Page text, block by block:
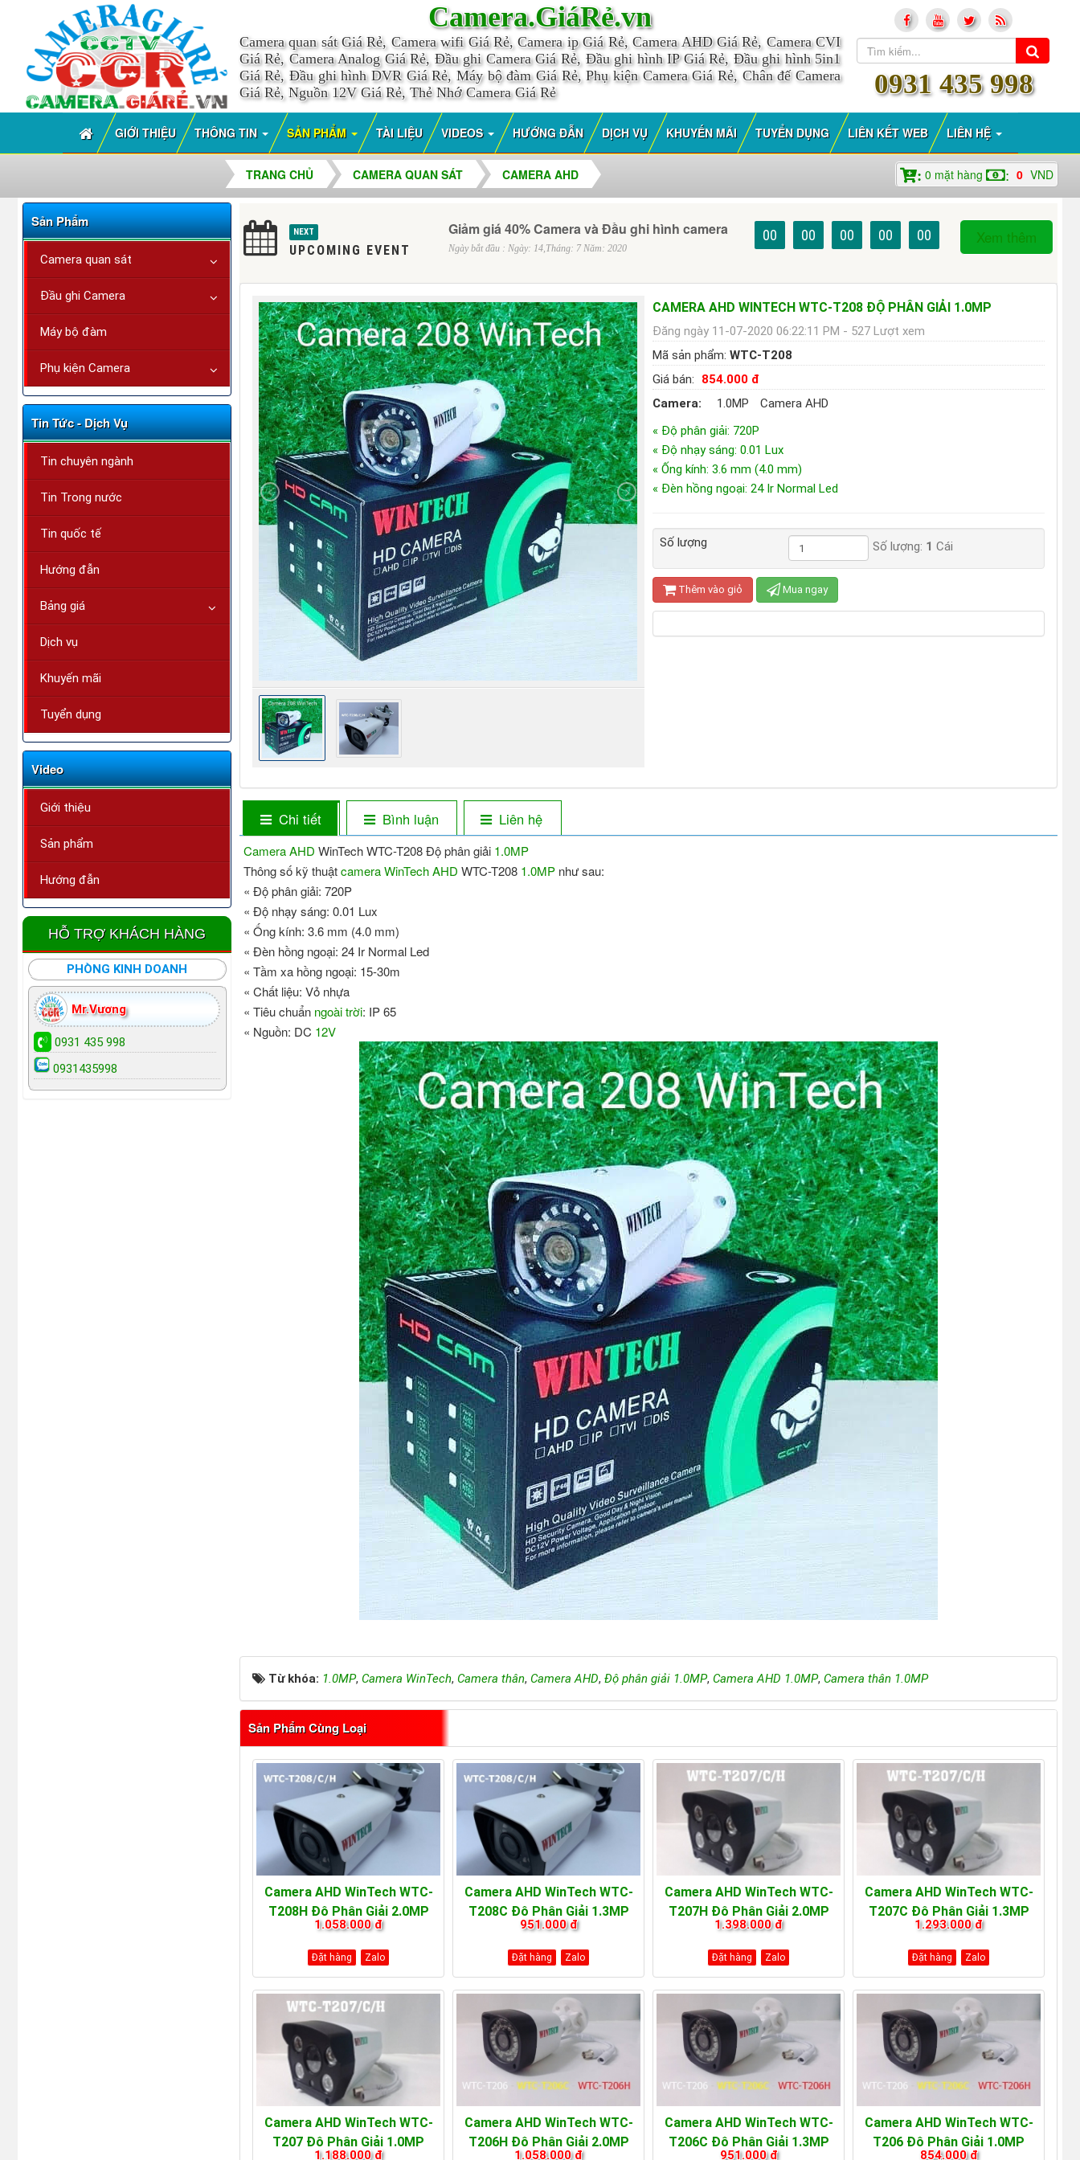
Camera.GiáRẻ.vn
Camera quan sát Giá Rẻ, Camera wifi Giá Rẻ, Camera ip Giá Rẻ, Camera AHD Giá Rẻ, Camera CVI
Giá Rẻ, Camera Analog Giá Rẻ, Đầu ghi Camera Giá Rẻ, Đầu ghi hình IP Giá Rẻ, Đầu ghi hình 5in1
Giá Rẻ, Đầu ghi hình DVR Giá Rẻ, Máy bộ đàm Giá Rẻ, Phụ kiện Camera Giá Rẻ, Chân đế Camera
Giá Rẻ, Nguồn 12V Giá Rẻ, Thẻ Nhớ Camera Giá Rẻ
0931 435 998
GIỚI THIỆU THÔNG TIN SẢN PHẨM TÀI LIỆU VIDEOS HƯỚNG ĐẪN DỊCH VỤ KHUYẾN MÃI TUYỂN DỤNG LIÊN KẾT WEB LIÊN HỆ
TRANG CHỦ CAMERA QUAN SÁT CAMERA AHD : 0 mặt hàng : 0 VND
NEXT
UPCOMING EVENT
Giảm giá 40% Camera và Đầu ghi hình camera
Ngày bắt đầu : Ngày: 14,Tháng: 7 Năm: 2020
00 00 00 00 00 Xem thêm
CAMERA AHD WINTECH WTC-T208 ĐỘ PHÂN GIẢI 1.0MP
Đăng ngày 11-07-2020 06:22:11 PM - 527 Lượt xem
Mã sản phẩm:WTC-T208
Giá bán:
854.000 đ
Camera:
1.0MP
Camera AHD
« Độ phân giải: 720P
« Độ nhạy sáng: 0.01 Lux
« Ống kính: 3.6 mm (4.0 mm)
« Đèn hồng ngoại: 24 Ir Normal Led
Số lượng Số lượng: 1 Cái
Thêm vào giỏ Mua ngay
Chi tiết Bình luận Liên hệ
Camera AHD WinTech WTC-T208 Độ phân giải 1.0MP
Thông số kỹ thuậtcamera WinTech AHD WTC-T208 1.0MP như sau:
« Độ phân giải: 720P
« Độ nhạy sáng: 0.01 Lux
« Ống kính: 3.6 mm (4.0 mm)
« Đèn hồng ngoại: 24 Ir Normal Led
« Tầm xa hồng ngoại: 15-30m
« Chất liệu: Vỏ nhựa
« Tiêu chuẩn ngoài trời: IP 65
« Nguồn: DC 12V
Từ khóa: 1.0MP, Camera WinTech, Camera thân, Camera AHD,Độ phân giải 1.0MP, Camera AHD 1.0MP, Camera thân 1.0MP
Sản Phẩm Cùng Loại
Camera AHD WinTech WTC-
T208H Độ Phân Giải 2.0MP
1.058.000 đ
Đặt hàng Zalo
Camera AHD WinTech WTC-
T208C Độ Phân Giải 1.3MP
951.000 đ
Đặt hàng Zalo
Camera AHD WinTech WTC-
T207H Độ Phân Giải 2.0MP
1.398.000 đ
Đặt hàng Zalo
Camera AHD WinTech WTC-
T207C Độ Phân Giải 1.3MP
1.293.000 đ
Đặt hàng Zalo
Camera AHD WinTech WTC-
T207 Độ Phân Giải 1.0MP
1.188.000 đ
Camera AHD WinTech WTC-
T206H Độ Phân Giải 2.0MP
1.058.000 đ
Camera AHD WinTech WTC-
T206C Độ Phân Giải 1.3MP
951.000 đ
Camera AHD WinTech WTC-
T206 Độ Phân Giải 1.0MP
854.000 đ
Sản Phẩm
Camera quan sát
Đầu ghi Camera
Máy bộ đàm
Phụ kiện Camera
Tin Tức - Dịch Vụ
Tin chuyên ngành
Tin Trong nước
Tin quốc tế
Hướng đẫn
Bảng giá
Dịch vụ
Khuyến mãi
Tuyển dụng
Video
Giới thiệu
Sản phẩm
Hướng đẫn
HỖ TRỢ KHÁCH HÀNG
PHÒNG KINH DOANH
Mr.Vương
0931 435 998
0931435998